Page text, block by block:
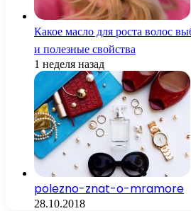
Какое масло для роста волос
и полезные свойства
1 неделя назад
polezno-znat-o-mramore
28.10.2018